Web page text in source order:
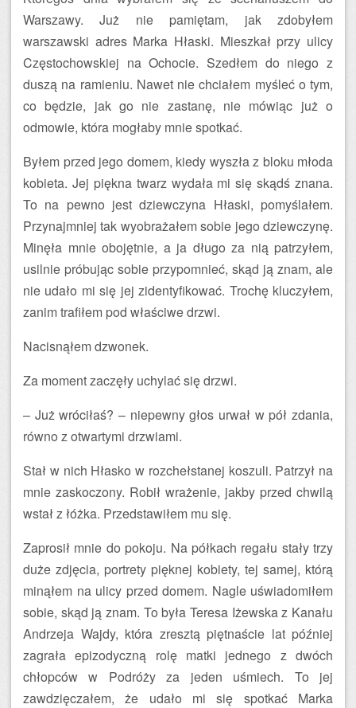
Warszawy. Już nie pamiętam, jak zdobyłem
warszawski adres Marka Hłaski. Mieszkał przy ulicy
Częstochowskiej na Ochocie. Szedłem do niego z
duszą na ramieniu. Nawet nie chciałem myśleć o tym,
co będzie, jak go nie zastanę, nie mówiąc już o
odmowie, która mogłaby mnie spotkać.
Byłem przed jego domem, kiedy wyszła z bloku młoda
kobieta. Jej piękna twarz wydała mi się skądś znana.
To na pewno jest dziewczyna Hłaski, pomyślałem.
Przynajmniej tak wyobrażałem sobie jego dziewczynę.
Minęła mnie obojętnie, a ja długo za nią patrzyłem,
usilnie próbując sobie przypomnieć, skąd ją znam, ale
nie udało mi się jej zidentyfikować. Trochę kluczyłem,
zanim trafiłem pod właściwe drzwi.
Nacisnąłem dzwonek.
Za moment zaczęły uchylać się drzwi.
– Już wróciłaś? – niepewny głos urwał w pół zdania,
równo z otwartymi drzwiami.
Stał w nich Hłasko w rozchełstanej koszuli. Patrzył na
mnie zaskoczony. Robił wrażenie, jakby przed chwilą
wstał z łóżka. Przedstawiłem mu się.
Zaprosił mnie do pokoju. Na półkach regału stały trzy
duże zdjęcia, portrety pięknej kobiety, tej samej, którą
minąłem na ulicy przed domem. Nagle uświadomiłem
sobie, skąd ją znam. To była Teresa Iżewska z Kanału
Andrzeja Wajdy, która zresztą piętnaście lat później
zagrała epizodyczną rolę matki jednego z dwóch
chłopców w Podróży za jeden uśmiech. To jej
zawdzięczałem, że udało mi się spotkać Marka